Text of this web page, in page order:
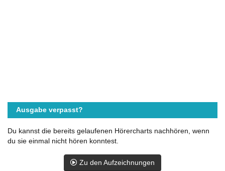
Ausgabe verpasst?
Du kannst die bereits gelaufenen Hörercharts nachhören, wenn
du sie einmal nicht hören konntest.
Zu den Aufzeichnungen